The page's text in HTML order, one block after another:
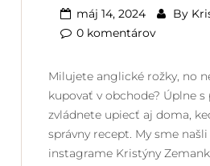
máj 14, 2024 By
0 komentárov
Milujete anglické rožky, no
kupovať v obchode? Úplne
zvládnete upiecť aj doma,
správny recept. My sme
instagrame Kristýny